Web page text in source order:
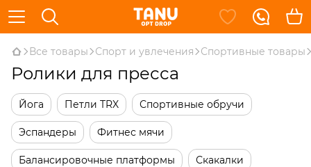
Все товары Спорт и увлечения Спортивные товары
Ролики для пресса
Йога Петли TRX Спортивные обручи
Эспандеры Фитнес мячи
Балансировочные платформы Скакалки